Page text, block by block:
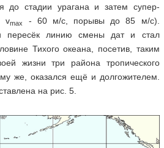
до стадии урагана и затем супер-
vmax
- 60 м/c, порывы до 85 м/с).
пересёк линию смены дат и стал
Тихого океана, посетив, таким
жизни три района тропического
же, оказался ещё и долгожителем.
на рис. 5.